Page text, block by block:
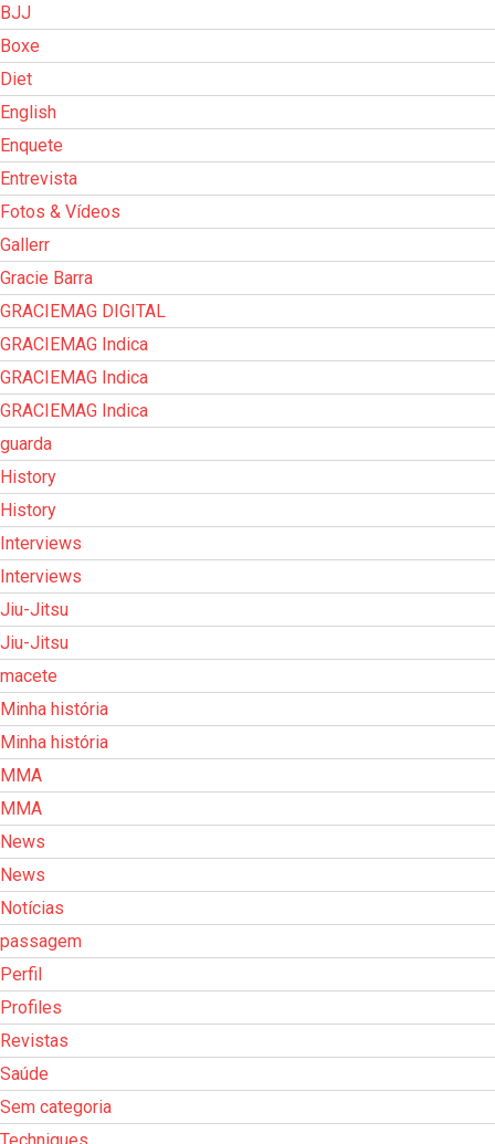
BJJ
Boxe
Diet
English
Enquete
Entrevista
Fotos & Vídeos
Gallerr
Gracie Barra
GRACIEMAG DIGITAL
GRACIEMAG Indica
GRACIEMAG Indica
GRACIEMAG Indica
guarda
History
History
Interviews
Interviews
Jiu-Jitsu
Jiu-Jitsu
macete
Minha história
Minha história
MMA
MMA
News
News
Notícias
passagem
Perfil
Profiles
Revistas
Saúde
Sem categoria